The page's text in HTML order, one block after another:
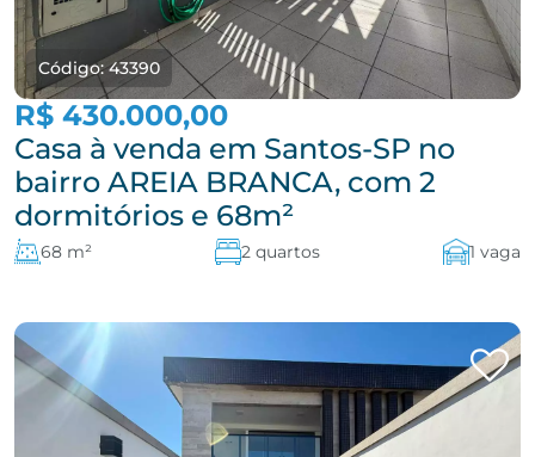
Código: 43390
R$ 430.000,00
Casa à venda em Santos-SP no
bairro AREIA BRANCA, com 2
dormitórios e 68m²
68 m² 2 quartos 1 vaga